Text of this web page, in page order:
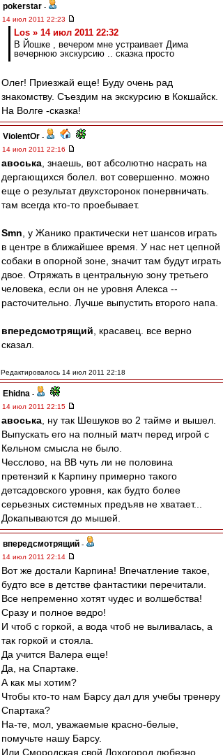
pokerstar -
14 июл 2011 22:23
Los » 14 июл 2011 22:32
В Йошке , вечером мне устраивает Дима
вечернюю экскурсию .. сказка просто
Олег! Приезжай еще! Буду очень рад
знакомству. Съездим на экскурсию в Кокшайск.
На Волге -сказка!
ViolentOr -
14 июл 2011 22:16
авоська , знаешь, вот абсолютно насрать на
дергающихся болел. вот совершенно. можно
еще о результат двухсторонок понервничать.
там всегда кто-то проебывает.
Smn , у Жанико практически нет шансов играть
в центре в ближайшее время. У нас нет цепной
собаки в опорной зоне, значит там будут играть
двое. Отряжать в центральную зону третьего
человека, если он не уровня Алекса --
расточительно. Лучше выпустить второго напа.
впередсмотрящий , красавец. все верно
сказал.
Редактировалось 14 июл 2011 22:18
Ehidna -
14 июл 2011 22:15
авоська , ну так Шешуков во 2 тайме и вышел.
Выпускать его на полный матч перед игрой с
Кельном смысла не было.
Чесслово, на ВВ чуть ли не половина
претензий к Карпину примерно такого
детсадовского уровня, как будто более
серьезных системных предъяв не хватает...
Докапываются до мышей.
впередсмотрящий -
14 июл 2011 22:14
Вот же достали Карпина! Впечатление такое,
будто все в детстве фантастики перечитали.
Все непременно хотят чудес и волшебства!
Сразу и полное ведро!
И чтоб с горкой, а вода чтоб не выливалась, а
так горкой и стояла.
Да учится Валера еще!
Да, на Спартаке.
А как мы хотим?
Чтобы кто-то нам Барсу дал для учебы тренеру
Спартака?
На-те, мол, уважаемые красно-белые,
помучьте нашу Барсу.
Или Смородская свой Лохогород любезно